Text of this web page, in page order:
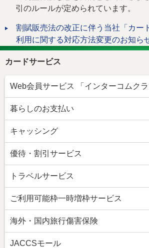
引のルールが定められています。
割賦販売法の改正に伴う当社「カー
利用に関する対応方法変更のお知ら
カードサービス
Web会員サービス 「インターコムクラ
暮らしのお支払い
キャッシング
優待・割引サービス
トラベルサービス
ご利用可能枠一時増枠サービス
海外・国内旅行傷害保険
JACCSモール